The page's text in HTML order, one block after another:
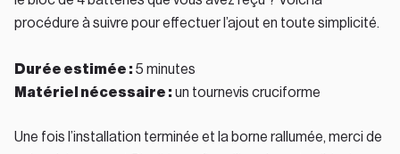
procédure à suivre pour effectuer l’ajout en toute simplicité.
Durée estimée : 5 minutes
Matériel nécessaire : un tournevis cruciforme
Une fois l’installation terminée et la borne rallumée, merci de